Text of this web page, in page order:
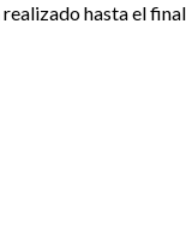
hasta el